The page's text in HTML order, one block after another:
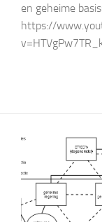
en geheime
https://